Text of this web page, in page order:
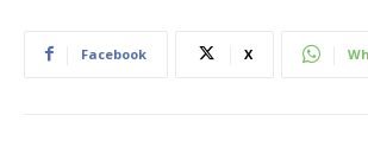
b
n
e
Facebook X